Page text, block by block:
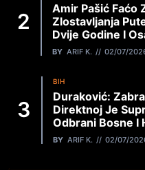
Amir Pašić Faćo
Zlostavljanja
Dvije Godine I
BY ARIF K. 02/07/
BIH
Duraković:
Direktnoj Je
Odbrani Bosne I
BY ARIF K. 02/07/